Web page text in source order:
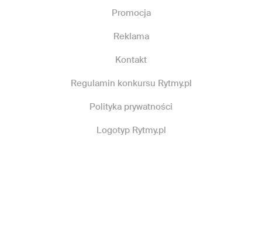
Promocja
Reklama
Kontakt
Regulamin konkursu Rytmy.pl
Polityka prywatności
Logotyp Rytmy.pl